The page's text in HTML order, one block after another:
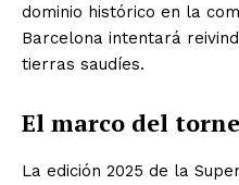
dominio histórico en la
Barcelona intentará
tierras saudíes.
El marco del
La edición 2025 de la